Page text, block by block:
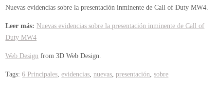
Nuevas evidencias sobre la presentación inminente de Call of Duty MW4.
Leer más: Nuevas evidencias sobre la presentación inminente de Call of
Duty MW4
Web Design from 3D Web Design.
Tags:6 Principales,evidencias,nuevas,presentación,sobre